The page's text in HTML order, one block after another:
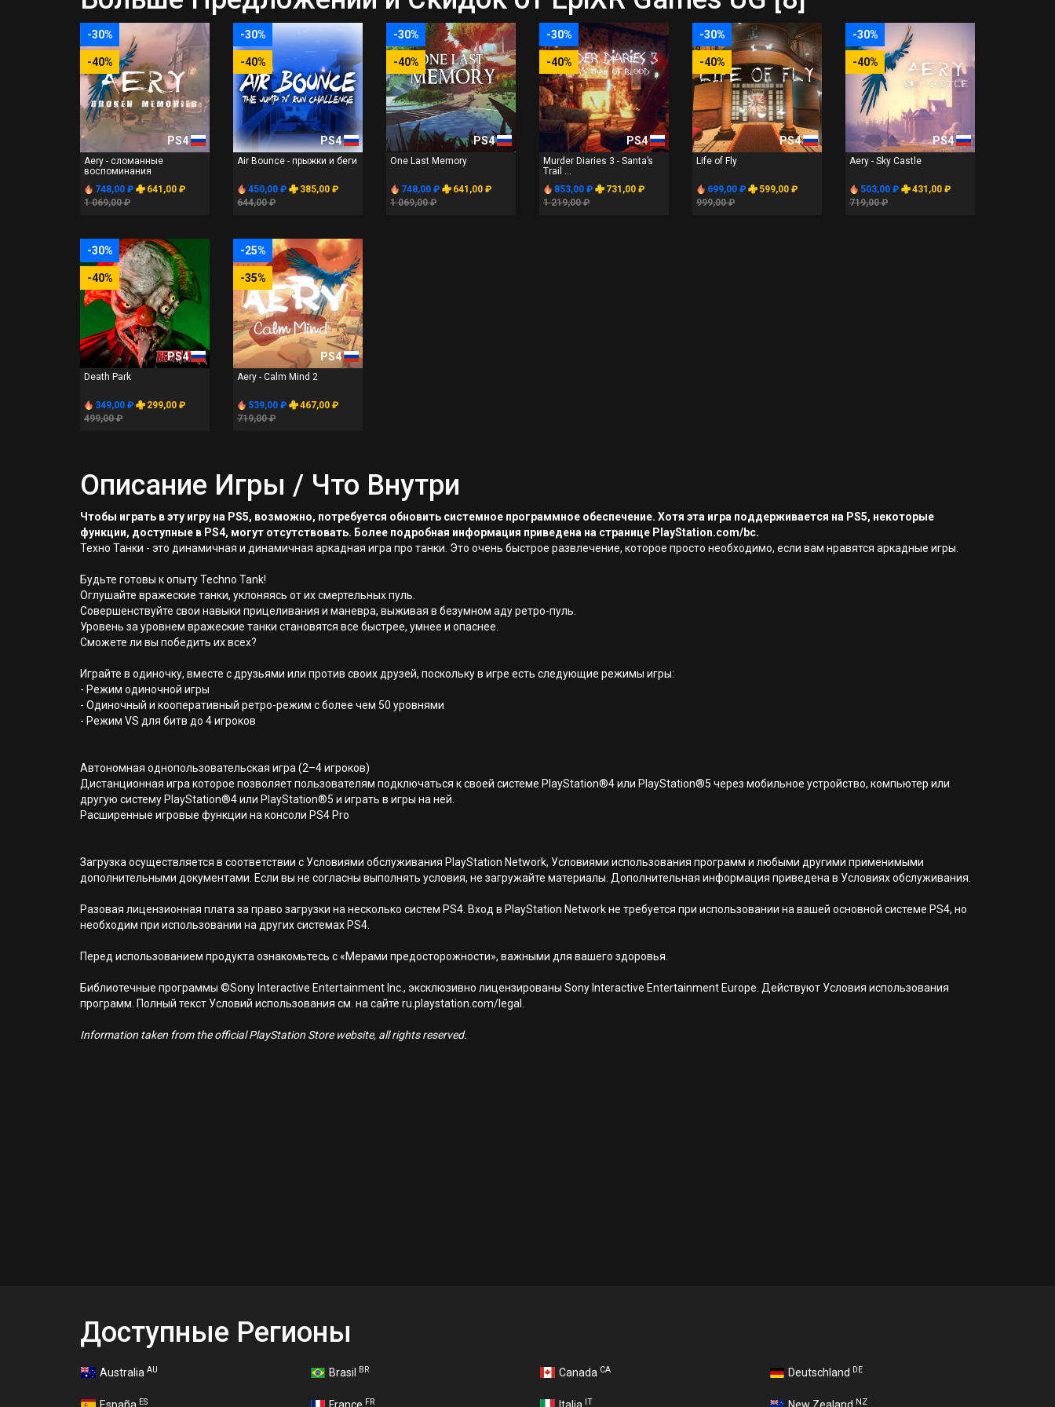
-30%
-40%
PS4
Aery - сломанные
воспоминания
748,00 ₽
641,00 ₽
1 069,00 ₽
-30%
-40%
PS4
Air Bounce - прыжки и беги
450,00 ₽
385,00 ₽
644,00 ₽
-30%
-40%
PS4
One Last Memory
748,00 ₽
641,00 ₽
1 069,00 ₽
-30%
-40%
PS4
Murder Diaries 3 - Santa’s
Trail ...
853,00 ₽
731,00 ₽
1 219,00 ₽
-30%
-40%
PS4
Life of Fly
699,00 ₽
599,00 ₽
999,00 ₽
-30%
-40%
PS4
Aery - Sky Castle
503,00 ₽
431,00 ₽
719,00 ₽
-30%
-40%
PS4
Death Park
349,00 ₽
299,00 ₽
499,00 ₽
-25%
-35%
PS4
Aery - Calm Mind 2
539,00 ₽
467,00 ₽
719,00 ₽
Описание Игры / Что Внутри
Чтобы играть в эту игру на PS5, возможно, потребуется обновить системное программное обеспечение. Хотя эта игра поддерживается на PS5, некоторые
функции, доступные в PS4, могут отсутствовать. Более подробная информация приведена на странице PlayStation.com/bc.
Техно Танки - это динамичная и динамичная аркадная игра про танки. Это очень быстрое развлечение, которое просто необходимо, если вам нравятся аркадные игры.
Будьте готовы к опыту Techno Tank!
Оглушайте вражеские танки, уклоняясь от их смертельных пуль.
Совершенствуйте свои навыки прицеливания и маневра, выживая в безумном аду ретро-пуль.
Уровень за уровнем вражеские танки становятся все быстрее, умнее и опаснее.
Сможете ли вы победить их всех?
Играйте в одиночку, вместе с друзьями или против своих друзей, поскольку в игре есть следующие режимы игры:
- Режим одиночной игры
- Одиночный и кооперативный ретро-режим с более чем 50 уровнями
- Режим VS для битв до 4 игроков
Автономная однопользовательская игра (2–4 игроков)
Дистанционная игра которое позволяет пользователям подключаться к своей системе PlayStation®4 или PlayStation®5 через мобильное устройство, компьютер или
другую систему PlayStation®4 или PlayStation®5 и играть в игры на ней.
Расширенные игровые функции на консоли PS4 Pro
Загрузка осуществляется в соответствии с Условиями обслуживания PlayStation Network, Условиями использования программ и любыми другими применимыми
дополнительными документами. Если вы не согласны выполнять условия, не загружайте материалы. Дополнительная информация приведена в Условиях обслуживания.
Разовая лицензионная плата за право загрузки на несколько систем PS4. Вход в PlayStation Network не требуется при использовании на вашей основной системе PS4, но
необходим при использовании на других системах PS4.
Перед использованием продукта ознакомьтесь с «Мерами предосторожности», важными для вашего здоровья.
Библиотечные программы ©Sony Interactive Entertainment Inc., эксклюзивно лицензированы Sony Interactive Entertainment Europe. Действуют Условия использования
программ. Полный текст Условий использования см. на сайте ru.playstation.com/legal.
Information taken from the official PlayStation Store website, all rights reserved.
Доступные Регионы
Australia AU Brasil BR Canada CA Deutschland DE
ES FR IT NZ